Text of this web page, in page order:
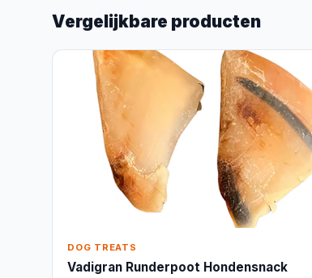
Vergelijkbare producten
DOG TREATS
Vadigran Runderpoot Hondensnack